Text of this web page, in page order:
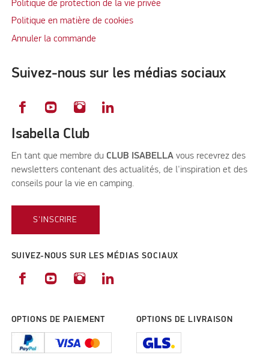
Politique de protection de la vie privée
Politique en matière de cookies
Annuler la commande
Suivez-nous sur les médias sociaux
Isabella Club
En tant que membre du CLUB ISABELLA vous recevrez des
newsletters contenant des actualités, de l'inspiration et des
conseils pour la vie en camping.
S'INSCRIRE
SUIVEZ-NOUS SUR LES MÉDIAS SOCIAUX
OPTIONS DE PAIEMENT OPTIONS DE LIVRAISON